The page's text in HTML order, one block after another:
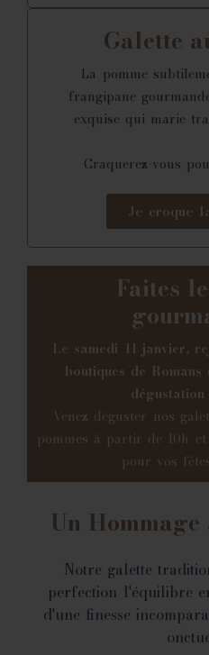
Galette
La pomme
frangipane
exquise qui marie
Craquerez-vous
Je croque
Faites
Le samedi 11 janvier,
boutiques de
Venez déguster nos
pommes à partir de 10h
pour vos
Un
Notre galette
perfection l'équilibre
d'une finesse